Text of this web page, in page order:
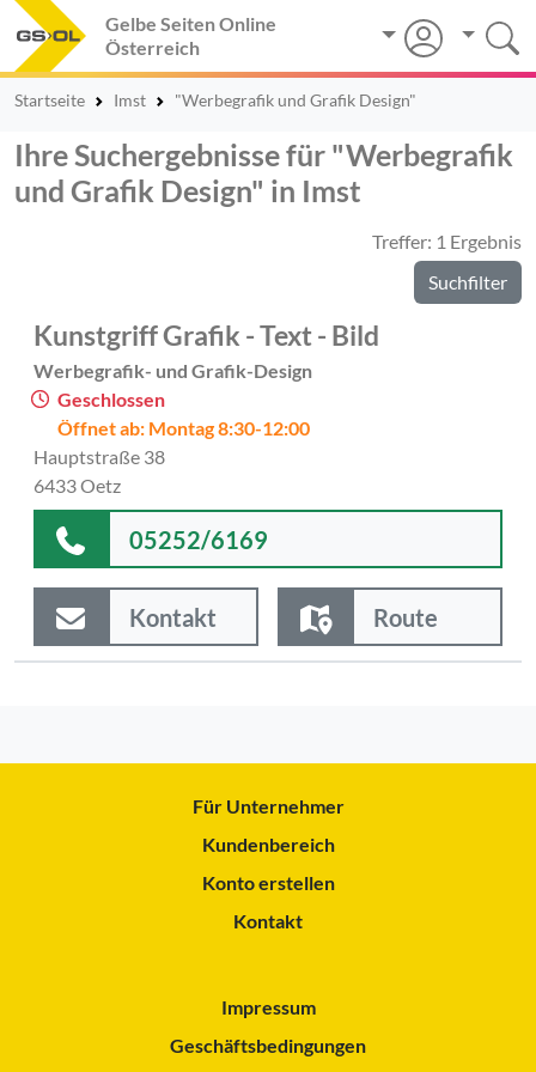
Gelbe Seiten Online
Österreich
Startseite Imst "Werbegrafik und Grafik Design"
Ihre Suchergebnisse für "Werbegrafik
und Grafik Design" in Imst
Treffer: 1 Ergebnis
Suchfilter
Kunstgriff Grafik - Text - Bild
Werbegrafik- und Grafik-Design
Geschlossen
Öffnet ab: Montag 8:30-12:00
Hauptstraße 38
6433 Oetz
05252/6169
Kontakt Route
Für Unternehmer
Kundenbereich
Konto erstellen
Kontakt
Impressum
Geschäftsbedingungen